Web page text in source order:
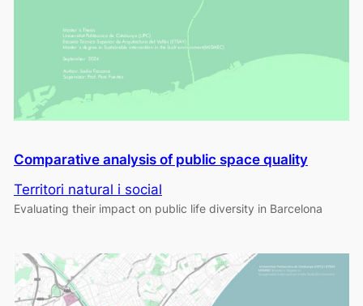
Comparative analysis of public space quality
Territori natural i social
Evaluating their impact on public life diversity in Barcelona